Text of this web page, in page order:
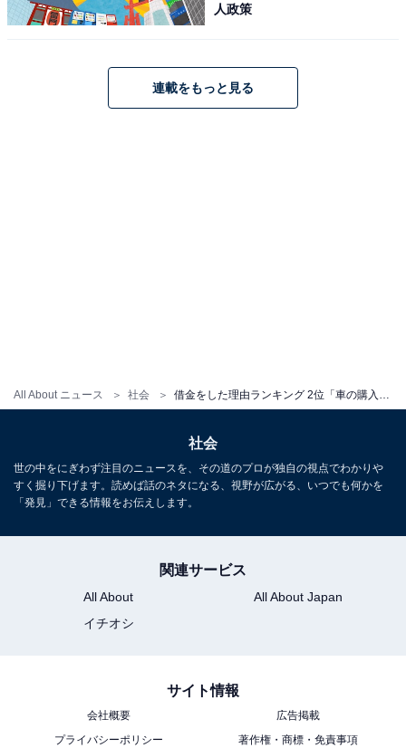
All About ニュース 社会
初めてお金を借りたときの「金額」で最も多かった回答
との回答が約7割でした。
初めての借金は最終的にいくらに？
が全体の約8割を占めました。中には「1000万円以上」
という回答も。
人政策
連載をもっと見る
社会
世の中をにぎわず注目のニュースを、その道のプロが独自の視点でわかりや
すく掘り下げます。読めば話のネタになる、視野が広がる、いつでも何かを
「発見」できる情報をお伝えします。
関連サービス
All About
All About Japan
イチオシ
サイト情報
会社概要
広告掲載
プライバシーポリシー
著作権・商標・免責事項